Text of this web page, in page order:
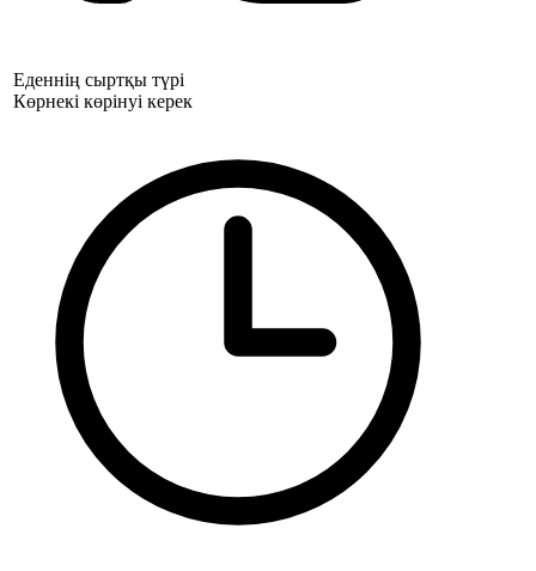
Еденнің сыртқы түрі
Көрнекі көрінуі керек